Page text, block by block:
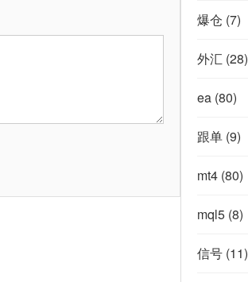
爆仓 (7)
外汇 (28)
ea(80)
跟单(9)
mt4(80)
mql5(8)
信号(11)